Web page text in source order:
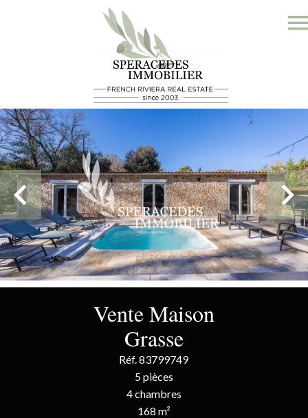
Vente Maison
Grasse
Réf. 83799749
5 pièces
4 chambres
168 m²